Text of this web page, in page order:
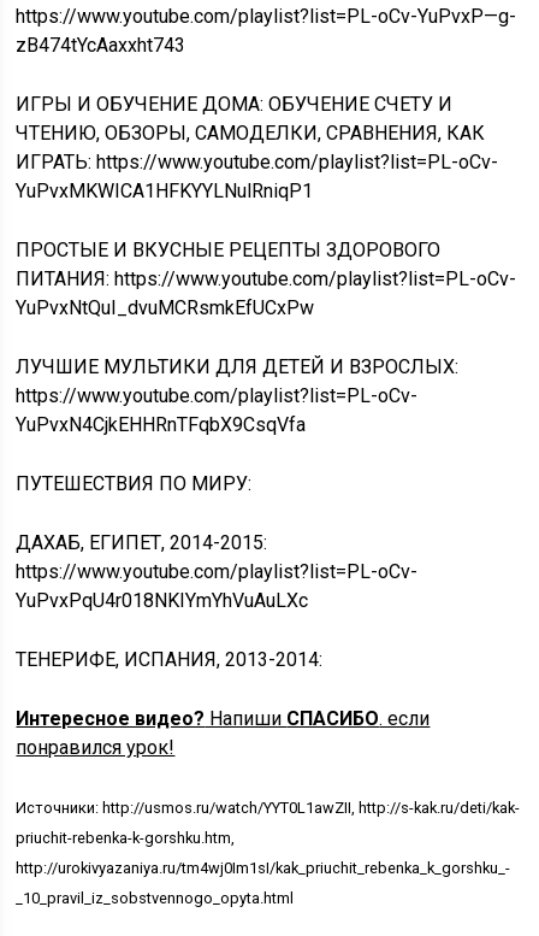
https://www.youtube.com/playlist?list=PL-oCv-YuPvxP—g-
zB474tYcAaxxht743
ИГРЫ И ОБУЧЕНИЕ ДОМА: ОБУЧЕНИЕ СЧЕТУ И
ЧТЕНИЮ, ОБЗОРЫ, САМОДЕЛКИ, СРАВНЕНИЯ, КАК
ИГРАТЬ: https://www.youtube.com/playlist?list=PL-oCv-
YuPvxMKWICA1HFKYYLNulRniqP1
ПРОСТЫЕ И ВКУСНЫЕ РЕЦЕПТЫ ЗДОРОВОГО
ПИТАНИЯ: https://www.youtube.com/playlist?list=PL-oCv-
YuPvxNtQuI_dvuMCRsmkEfUCxPw
ЛУЧШИЕ МУЛЬТИКИ ДЛЯ ДЕТЕЙ И ВЗРОСЛЫХ:
https://www.youtube.com/playlist?list=PL-oCv-
YuPvxN4CjkEHHRnTFqbX9CsqVfa
ПУТЕШЕСТВИЯ ПО МИРУ:
ДАХАБ, ЕГИПЕТ, 2014-2015:
https://www.youtube.com/playlist?list=PL-oCv-
YuPvxPqU4r018NKIYmYhVuAuLXc
ТЕНЕРИФЕ, ИСПАНИЯ, 2013-2014:
Интересное видео? Напиши СПАСИБО. если
понравился урок!
Источники: http://usmos.ru/watch/YYT0L1awZII, http://s-kak.ru/deti/kak-
priuchit-rebenka-k-gorshku.htm,
http://urokivyazaniya.ru/tm4wj0Im1sI/kak_priuchit_rebenka_k_gorshku_-
_10_pravil_iz_sobstvennogo_opyta.html